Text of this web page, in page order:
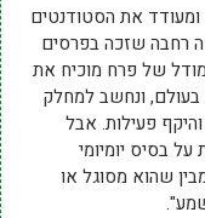
את הסטודנטים
רחבה שזכה בפרסים
של פרח מוכיח את
ונחשב למחלק
פעילות. אבל
בסיס יומיומי
שהוא מסוגל או